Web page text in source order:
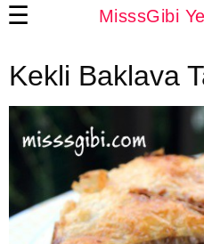
MisssGibi
☰
Kekli Baklava